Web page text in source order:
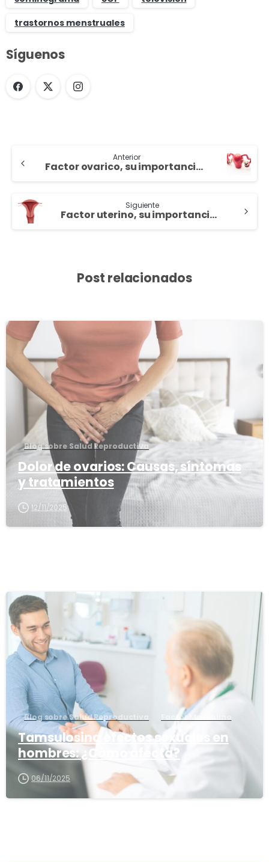
trastornos menstruales
Síguenos
Anterior
Factor ovarico, su importancia en la esterilidad
Siguiente
Factor uterino, su importancia en la esterilidad
Post relacionados
Blog sobre Salud Reproductiva
Dolor de ovarios: Causas, síntomas
y tratamientos
12/11/2025
Blog sobre Salud Reproductiva Factor Masculino
Tamsulosina efectos sexuales en
hombres: ¿Cómo afecta?
06/11/2025